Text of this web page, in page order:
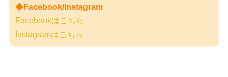
◆Facebook/Instagram
Facebookはこちら
Instagramはこちら